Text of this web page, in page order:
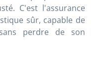
C'est l'assurance
sûr, capable de
perdre de son